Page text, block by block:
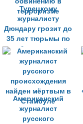
Турецкому
журналисту
Дюндару грозит до
35 лет тюрьмы по
обвинению в
терроризме
Американский
журналист
русского